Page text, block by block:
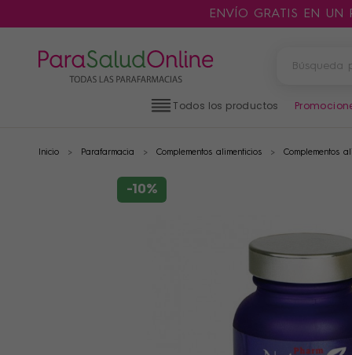
ENVÍO GRATIS EN UN
Todos los productos
Inicio Parafarmacia Complementos alimenticios Complementos
-10%